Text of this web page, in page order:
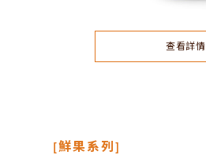
查看詳情
[鮮果系列]